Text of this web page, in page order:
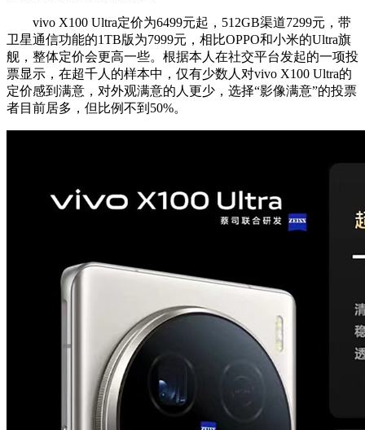
vivo X100 Ultra定价为6499元起，512GB渠道7299元，带
卫星通信功能的1TB版为7999元，相比OPPO和小米的Ultra旗
舰，整体定价会更高一些。根据本人在社交平台发起的一项投
票显示，在超千人的样本中，仅有少数人对vivo X100 Ultra的
定价感到满意，对外观满意的人更少，选择“影像满意”的投票
者目前居多，但比例不到50%。